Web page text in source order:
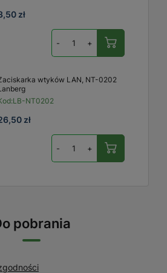
zł
- +
wtyków LAN, NT-0202
LB-NT0202
zł
- +
pobrania